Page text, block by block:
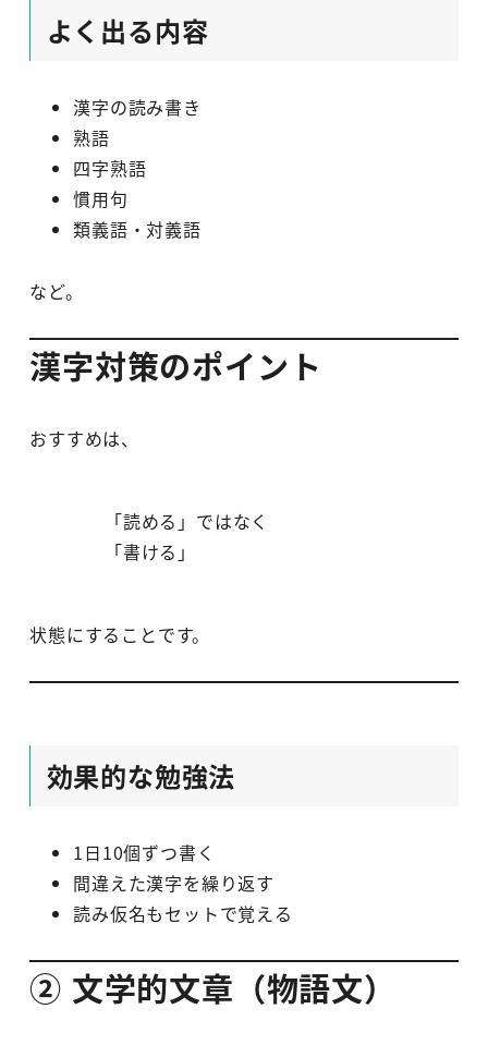
よく出る内容
漢字の読み書き
熟語
四字熟語
慣用句
類義語・対義語
など。
漢字対策のポイント
おすすめは、
「読める」ではなく
「書ける」
状態にすることです。
効果的な勉強法
1日10個ずつ書く
間違えた漢字を繰り返す
読み仮名もセットで覚える
② 文学的文章（物語文）